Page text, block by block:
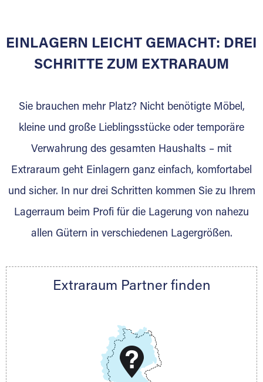
Sie bieten Kunden Lagerraum zur Miete, der
für die Einlagerung von Umzugsgut gebaut
Lagerkunden und Vermietungen.
Ihre Vorteile als Extraraum Partner:
Marktgerechte Preise
Digitale Buchungsplattform
Gewinnung von Neukunden
Nachricht.
Telefon:+49 6145 5442 - 404
DMG Aktiengesellschaft
www.dmg-ag.com
EINLAGERN LEICHT GEMACHT: DREI
SCHRITTE ZUM EXTRARAUM
Sie brauchen mehr Platz? Nicht benötigte Möbel,
kleine und große Lieblingsstücke oder temporäre
Verwahrung des gesamten Haushalts – mit
Extraraum geht Einlagern ganz einfach, komfortabel
und sicher. In nur drei Schritten kommen Sie zu Ihrem
Lagerraum beim Profi für die Lagerung von nahezu
allen Gütern in verschiedenen Lagergrößen.
Extraraum Partner finden